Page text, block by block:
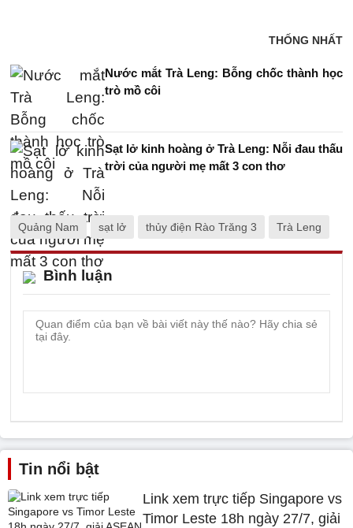
THỐNG NHẤT
Nước mắt Trà Leng: Bỗng chốc thành học
trò mồ côi
Sạt lở kinh hoàng ở Trà Leng: Nỗi đau thấu
trời của người mẹ mất 3 con thơ
Quảng Nam sạt lở thủy điện Rào Trăng 3 Trà Leng
Bình luận
Tin nổi bật
Link xem trực tiếp Singapore vs
Timor Leste 18h ngày 27/7, giải